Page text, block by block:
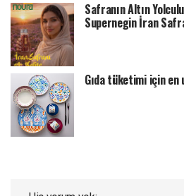
Safranın Altın
Supernegin İran
Gıda tüketimi için en